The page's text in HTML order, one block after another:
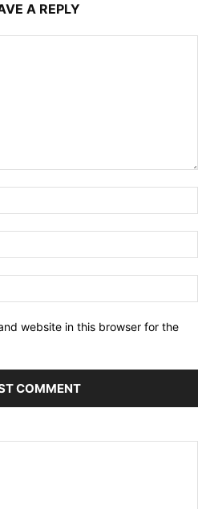
A REPLY
website in this browser for the